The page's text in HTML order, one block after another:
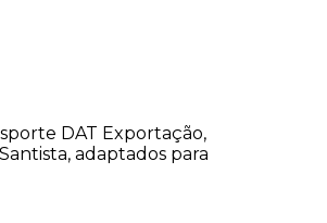
DAT Exportação,
adaptados para